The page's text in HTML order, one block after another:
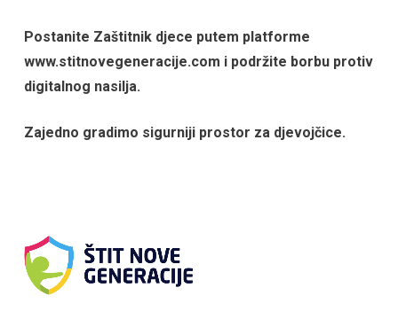
Postanite Zaštitnik djece putem platforme
www.stitnovegeneracije.com i podržite borbu protiv
digitalnog nasilja.
Zajedno gradimo sigurniji prostor za djevojčice.